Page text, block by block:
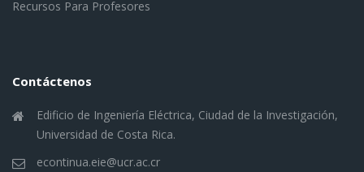
Recursos Para Profesores
Contáctenos
Edificio de Ingeniería Eléctrica, Ciudad de la Investigación,
Universidad de Costa Rica.
econtinua.eie@ucr.ac.cr